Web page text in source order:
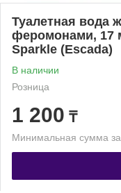
Туалетная вода
феромонами, 17
Sparkle (Escada)
В наличии
Розница
1 200 ₸
Минимальная сумма